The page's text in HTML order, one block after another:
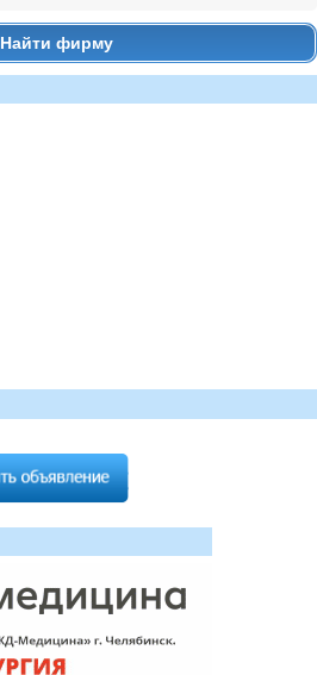
Найти фирму